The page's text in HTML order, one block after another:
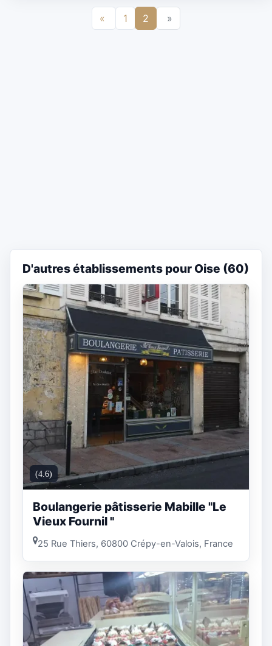
« 1 2 »
D'autres établissements pour Oise (60)
(4.6)
Boulangerie pâtisserie Mabille "Le
Vieux Fournil "
25 Rue Thiers, 60800 Crépy-en-Valois, France